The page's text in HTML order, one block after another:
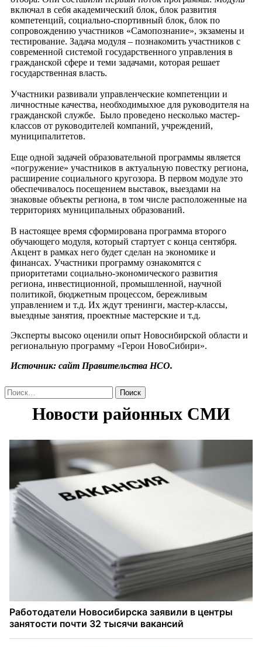
включал в себя академический блок, блок развития
компетенций, социально-спортивный блок, блок по
сопровождению участников «Самопознание», экзамены и
тестирование. Задача модуля – познакомить участников с
современной системой государственного управления в
гражданской сфере и теми задачами, которая решает
государственная власть.
Участники развивали управленческие компетенции и
личностные качества, необходимыхюе для руководителя на
гражданской службе. Было проведено несколько мастер-
классов от руководителей компаний, учреждений,
муниципалитетов.
Еще одной задачей образовательной программы является
«погружение» участников в актуальную повестку региона,
расширение социального кругозора. В первом модуле это
обеспечивалось посещением выставок, выездами на
знаковые объекты региона, в том числе расположенные на
территориях муниципальных образований.
В настоящее время сформирована программа второго
обучающего модуля, который стартует с конца сентября.
Акцент в рамках него будет сделан на экономике и
финансах. Участники программу ознакомятся с
приоритетами социально-экономического развития
региона, инвестиционной, промышленной, научной
политикой, бюджетным процессом, бережливым
управлением и т.д. Их ждут тренинги, мастер-классы,
выездные занятия, проектные мастерские и т.д.
Эксперты высоко оценили опыт Новосибирской области и
региональную программу «Герои НовоСибири».
Источник: сайт Правительства НСО.
Найти: